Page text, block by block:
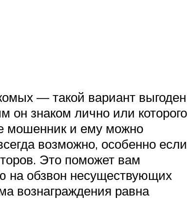
— такой вариант выгоден
он знаком лично или которого
мошенник и ему можно
возможно, особенно если
Это поможет вам
на обзвон несуществующих
вознаграждения равна